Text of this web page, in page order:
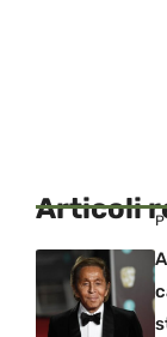
Articoli